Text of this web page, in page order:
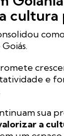
cultura
e
sua
a